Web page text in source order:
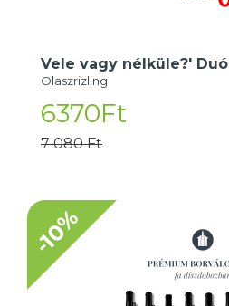
Vele vagy nélküle?' Duó
Olaszrizling
6370Ft
7 080 Ft
-10%